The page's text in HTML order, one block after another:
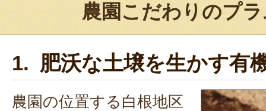
農園こだわりのプ
1. 肥沃な土壌を生かす有
農園の位置する白根地区